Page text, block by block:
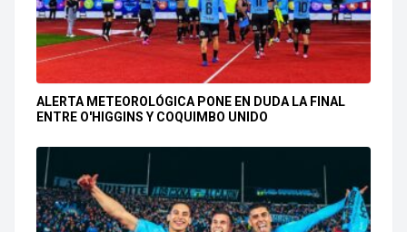
ALERTA METEOROLÓGICA PONE EN DUDA LA FINAL
ENTRE O'HIGGINS Y COQUIMBO UNIDO